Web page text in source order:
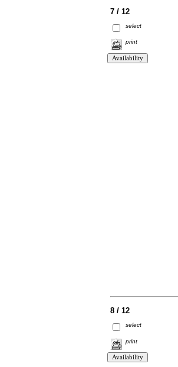
7 / 12
select
print
8 / 12
select
print